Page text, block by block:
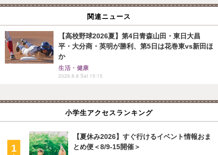
関連ニュース
【高校野球2026夏】第4日青森山田・東日大昌
平・大分商・英明が勝利、第5日は花巻東vs新田ほ
か
生活・健康
2026.8.8 Sat 15:15
小学生アクセスランキング
【夏休み2026】すぐ行けるイベント情報おま
とめ便＜8/9-15開催＞